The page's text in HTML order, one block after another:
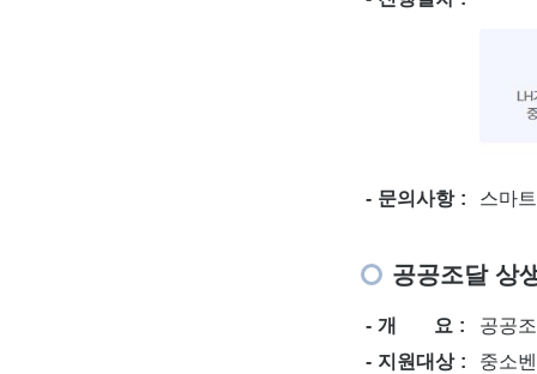
문의사항 스마
공공조달 상
개 요
공공
지원대상
중소